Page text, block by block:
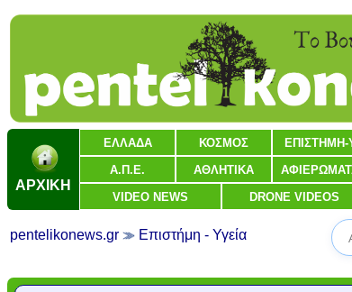
ΑΡΧΙΚΗ
ΕΛΛΑΔΑ ΚΟΣΜΟΣ ΕΠΙΣΤΗΜΗ-
Α.Π.Ε. ΑΘΛΗΤΙΚΑ
VIDEO NEWS DRONE VIDEOS
pentelikonews.gr Επιστήμη - Υγεία